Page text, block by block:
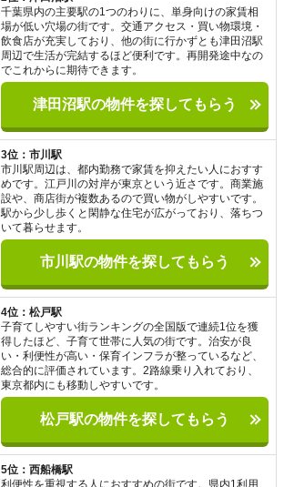
千葉県内の主要駅の1つのわりに、単身向けの家賃相
場が低い穴場の街です。交通アクセス・買い物環境・
飲食店が充実しており、他の街に行かずとも津田沼駅
周辺で生活が完結するほど便利です。再開発途中なの
でこれからに期待できます。
津田沼駅の物件を探してもらう
3位：市川駅
市川駅周辺は、都内勤務で家賃を抑えたい人におすす
めです。江戸川の対岸が東京という近さです。商業施
設や、商店街が複数あるので買い物がしやすいです。
駅から少し歩くと閑静な住宅が広がっており、落ちつ
いて暮らせます。
市川駅の物件を探してもらう
4位：松戸駅
子育てしやすい街ランキングの全国版で連続1位を獲
得したほど、子育て世帯に人気の街です。治安が良
い・利便性が高い・保育インフラが整っているなど、
総合的に評価されています。2路線乗り入れており、
東京都内にも移動しやすいです。
松戸駅の物件を探してもらう
5位：西船橋駅
利便性を重視する人におすすめの街です。県内1利用